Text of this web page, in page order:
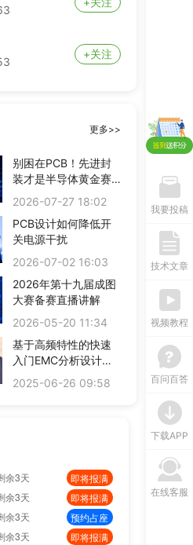
+关注
更多>>
别困在PCB！先进封
装才是半导体黄金赛
道
2026-07-27 18:02
PCB设计如何降低开
关电源干扰
2026-07-02 16:03
2026年第十九届成图
大赛备赛直播讲解
2026-05-20 11:34
基于高频特性的快速
入门EMC分析设计方
法
2025-06-26 09:58
余3天
余3天
预约占座
余3天
即将报满
余3天
预约占座
余3天
即将报满
余3天
即将报满
余3天
即将报满
余3天
即将报满
余3天
预约占座
余3天
预约占座
余3天
即将报满
余3天
预约占座
我要投稿
技术文章
视频教程
百问百答
下载APP
在线客服